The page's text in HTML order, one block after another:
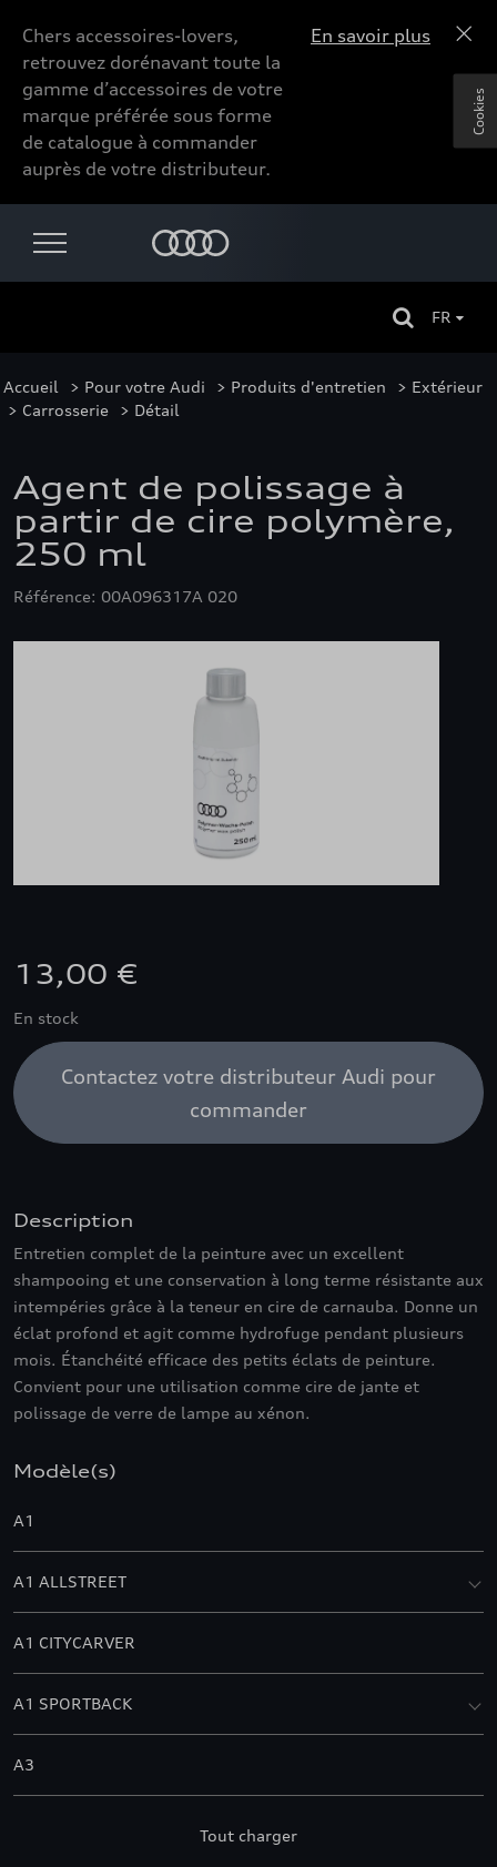
Chers accessoires-lovers,
retrouvez dorénavant toute la
gamme d’accessoires de votre
marque préférée sous forme
de catalogue à commander
auprès de votre distributeur.
En savoir plus
FR
Accueil > Pour votre Audi > Produits d'entretien > Extérieur
> Carrosserie > Détail
Agent de polissage à
partir de cire polymère,
250 ml
Référence: 00A096317A 020
13,00 €
En stock
Contactez votre distributeur Audi pour
commander
Description
Entretien complet de la peinture avec un excellent
shampooing et une conservation à long terme résistante aux
intempéries grâce à la teneur en cire de carnauba. Donne un
éclat profond et agit comme hydrofuge pendant plusieurs
mois. Étanchéité efficace des petits éclats de peinture.
Convient pour une utilisation comme cire de jante et
polissage de verre de lampe au xénon.
Modèle(s)
A1
A1 ALLSTREET
A1 CITYCARVER
A1 SPORTBACK
A3
Tout charger
Cookies